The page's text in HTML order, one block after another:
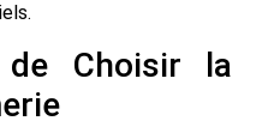
de Choisir la